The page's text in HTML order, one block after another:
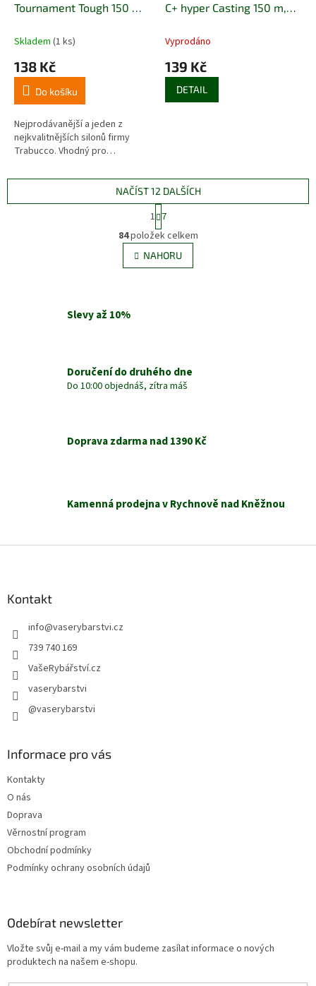
Tournament Tough 150 m,
Skladem (1 ks)
138 Kč
Do košíku
Nejprodávanější a jeden z
nejkvalitnějších silonů firmy
Trabucco. Vhodný pro…
C+ hyper Casting 150 m,
Vyprodáno
139 Kč
DETAIL
O
v
l
á
v
k
y
i
NAČÍST 12 DALŠÍCH
t
r
á
n
k
1 7
84položek celkem
NAHORU
Slevy až 10%
Doručení do druhého dne
Do 10:00 objednáš, zítra máš
Doprava zdarma nad 1390 Kč
Kamenná prodejna v Rychnově nad Kněžnou
Kontakt
info@vaserybarstvi.cz
739 740 169
VašeRybářství.cz
vaserybarstvi
@vaserybarstvi
Informace pro vás
Kontakty
O nás
Doprava
Věrnostní program
Obchodní podmínky
Podmínky ochrany osobních údajů
Odebírat newsletter
Vložte svůj e-mail a my vám budeme zasílat informace o nových
produktech na našem e-shopu.